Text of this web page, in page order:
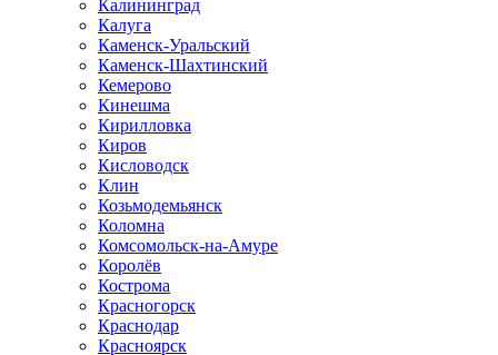
Калининград
Калуга
Каменск-Уральский
Каменск-Шахтинский
Кемерово
Кинешма
Кирилловка
Киров
Кисловодск
Клин
Козьмодемьянск
Коломна
Комсомольск-на-Амуре
Королёв
Кострома
Красногорск
Краснодар
Красноярск